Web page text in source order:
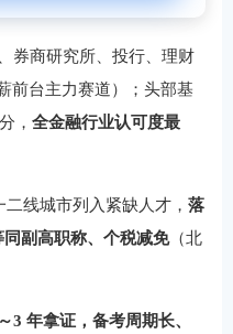
券商研究所、投行、理财
前台主力赛道）；头部基
， 全金融行业认可度最
二线城市列入紧缺人才， 落
副高职称、个税减免（北
3 年拿证，备考周期长、